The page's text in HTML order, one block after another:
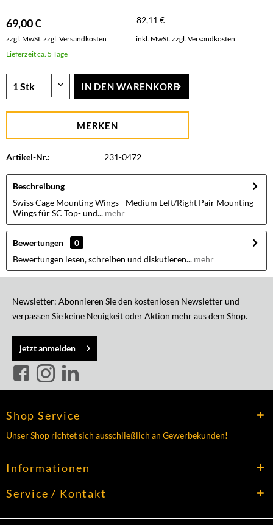
69,00 € 82,11 €
zzgl. MwSt. zzgl. Versandkosten inkl. MwSt. zzgl. Versandkosten
Lieferzeit ca. 5 Tage
IN DEN WARENKORB
MERKEN
Artikel-Nr.: 231-0472
Beschreibung
Swiss Cage Mounting Wings - Medium Left/Right Pair Mounting
Wings für SC Top- und... mehr
Bewertungen
0
Bewertungen lesen, schreiben und diskutieren... mehr
Newsletter: Abonnieren Sie den kostenlosen Newsletter und
verpassen Sie keine Neuigkeit oder Aktion mehr aus dem Shop.
jetzt anmelden
Shop Service
Unser Shop richtet sich ausschließlich an Gewerbekunden!
Informationen
Service / Kontakt